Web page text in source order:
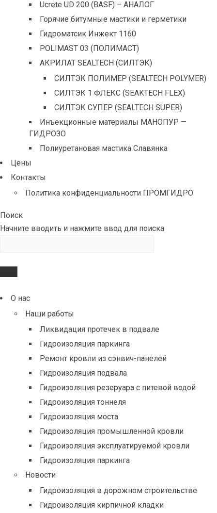
Ucrete UD 200 (BASF) – АНАЛОГ
Горячие битумные мастики и герметики
Гидроматсик Инжект 1160
POLIMAST 03 (ПОЛИМАСТ)
АКРИЛАТ SEALTECH (СИЛТЭК)
СИЛТЭК ПОЛИМЕР (SEALTECH POLYMER)
СИЛТЭК 1 ФЛЕКС (SEAKTECH FLEX)
СИЛТЭК СУПЕР (SEALTECH SUPER)
Инъекционные материалы МАНОПУР —
ГИДРОЗО
Полиуретановая мастика Славянка
Цены
Контакты
Политика конфиденциальности ПРОМГИДРО
Поиск
Начните вводить и нажмите ввод для поиска
О нас
Наши работы
Ликвидация протечек в подвале
Гидроизоляция паркинга
Ремонт кровли из сэнвич-панелей
Гидроизоляция подвала
Гидроизоляция резеруара с питевой водой
Гидроизоляция тоннеля
Гидроизоляция моста
Гидроизоляция промышленной кровли
Гидроизоляция эксплуатируемой кровли
Гидроизоляция паркинга
Новости
Гидроизоляция в дорожном строительстве
Гидроизоляция кирпичной кладки